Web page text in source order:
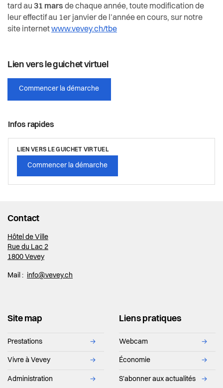
tard au 31 mars de chaque année, toute modification de
leur effectif au 1er janvier de l’année en cours, sur notre
site internetwww.vevey.ch/tbe
Lien vers le guichet virtuel
Commencer la démarche
Infos rapides
LIEN VERS LE GUICHET VIRTUEL
Commencer la démarche
Contact
Hôtel de Ville
Rue du Lac 2
1800 Vevey
Mail : info@vevey.ch
Site map
Prestations →
Vivre à Vevey →
Administration →
Liens pratiques
Webcam →
Économie →
S'abonner aux actualités →